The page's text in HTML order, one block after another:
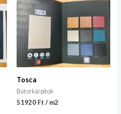
Tosca
Bútorkárpitok
51920 Ft / m2